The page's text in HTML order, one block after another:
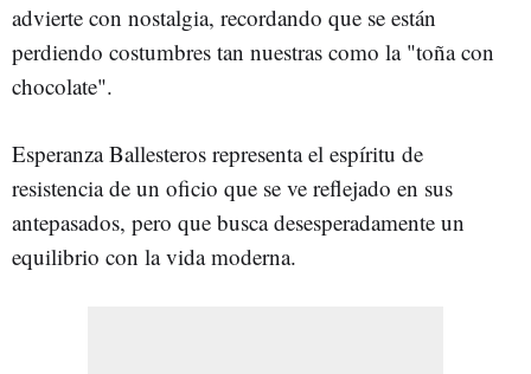
advierte con nostalgia, recordando que se están
perdiendo costumbres tan nuestras como la "toña con
chocolate".
Esperanza Ballesteros representa el espíritu de
resistencia de un oficio que se ve reflejado en sus
antepasados, pero que busca desesperadamente un
equilibrio con la vida moderna.